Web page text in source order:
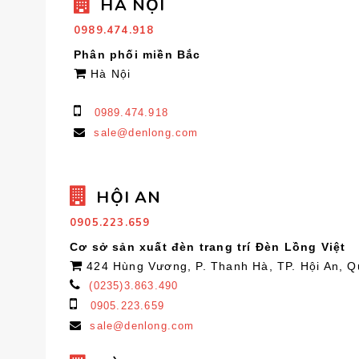
HÀ NỘI
0989.474.918
Phân phối miền Bắc
Hà Nội
0989.474.918
sale@denlong.com
HỘI AN
0905.223.659
Cơ sở sản xuất đèn trang trí Đèn Lồng Việt
424 Hùng Vương, P. Thanh Hà, TP. Hội An,
(0235)3.863.490
0905.223.659
sale@denlong.com